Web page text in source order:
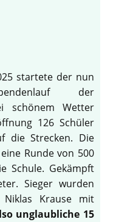
startete der nun
der
schönem Wetter
126 Schüler
die Strecken. Die
Runde von 500
Schule. Gekämpft
Sieger wurden
Krause mit
unglaubliche 15